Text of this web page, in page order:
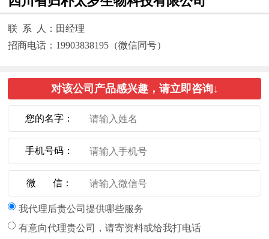
联 系 人：田经理
招商电话：19903838195（微信同号）
对该公司产品感兴趣，请立即咨询↓
您的名字：
手机号码：
微 信：
我代理后贵公司提供哪些服务
有意向代理贵公司，请寄资料或给我打电话